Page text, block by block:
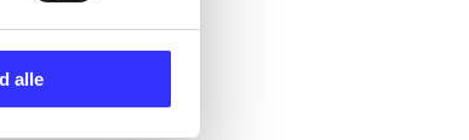
alle